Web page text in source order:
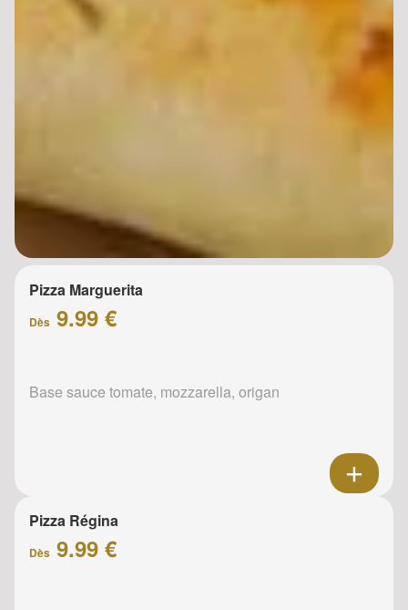
Pizza Marguerita
Dès 9.99 €
Base sauce tomate, mozzarella, origan
Pizza Régina
Dès 9.99 €